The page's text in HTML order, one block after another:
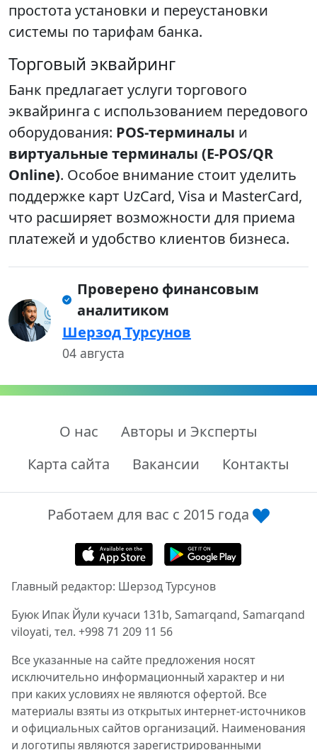
простота установки и переустановки
системы по тарифам банка.
Торговый эквайринг
Банк предлагает услуги торгового
эквайринга с использованием передового
оборудования: POS-терминалы и
виртуальные терминалы (E-POS/QR
Online). Особое внимание стоит уделить
поддержке карт UzCard, Visa и MasterCard,
что расширяет возможности для приема
платежей и удобство клиентов бизнеса.
Проверено финансовым
аналитиком
Шерзод Турсунов
04 августа
О нас
Авторы и Эксперты
Карта сайта
Вакансии Контакты
Работаем для вас с 2015 года
Главный редактор: Шерзод Турсунов
Буюк Ипак Йули кучаси 131b, Samarqand, Samarqand
viloyati, тел. +998 71 209 11 56
Все указанные на сайте предложения носят
исключительно информационный характер и ни
при каких условиях не являются офертой. Все
материалы взяты из открытых интернет-источников
и официальных сайтов организаций. Наименования
и логотипы являются зарегистрированными